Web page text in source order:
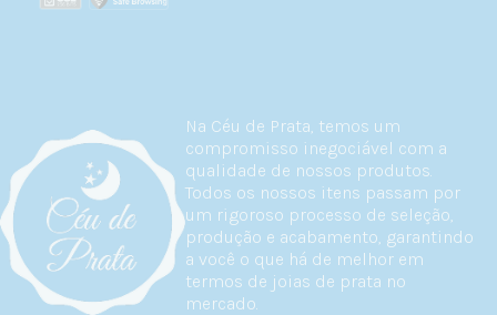
Na Céu de Prata, temos um
compromisso inegociável com a
qualidade de nossos produtos.
Todos os nossos itens passam por
um rigoroso processo de seleção,
produção e acabamento, garantindo
a você o que há de melhor em
termos de joias de prata no
mercado.